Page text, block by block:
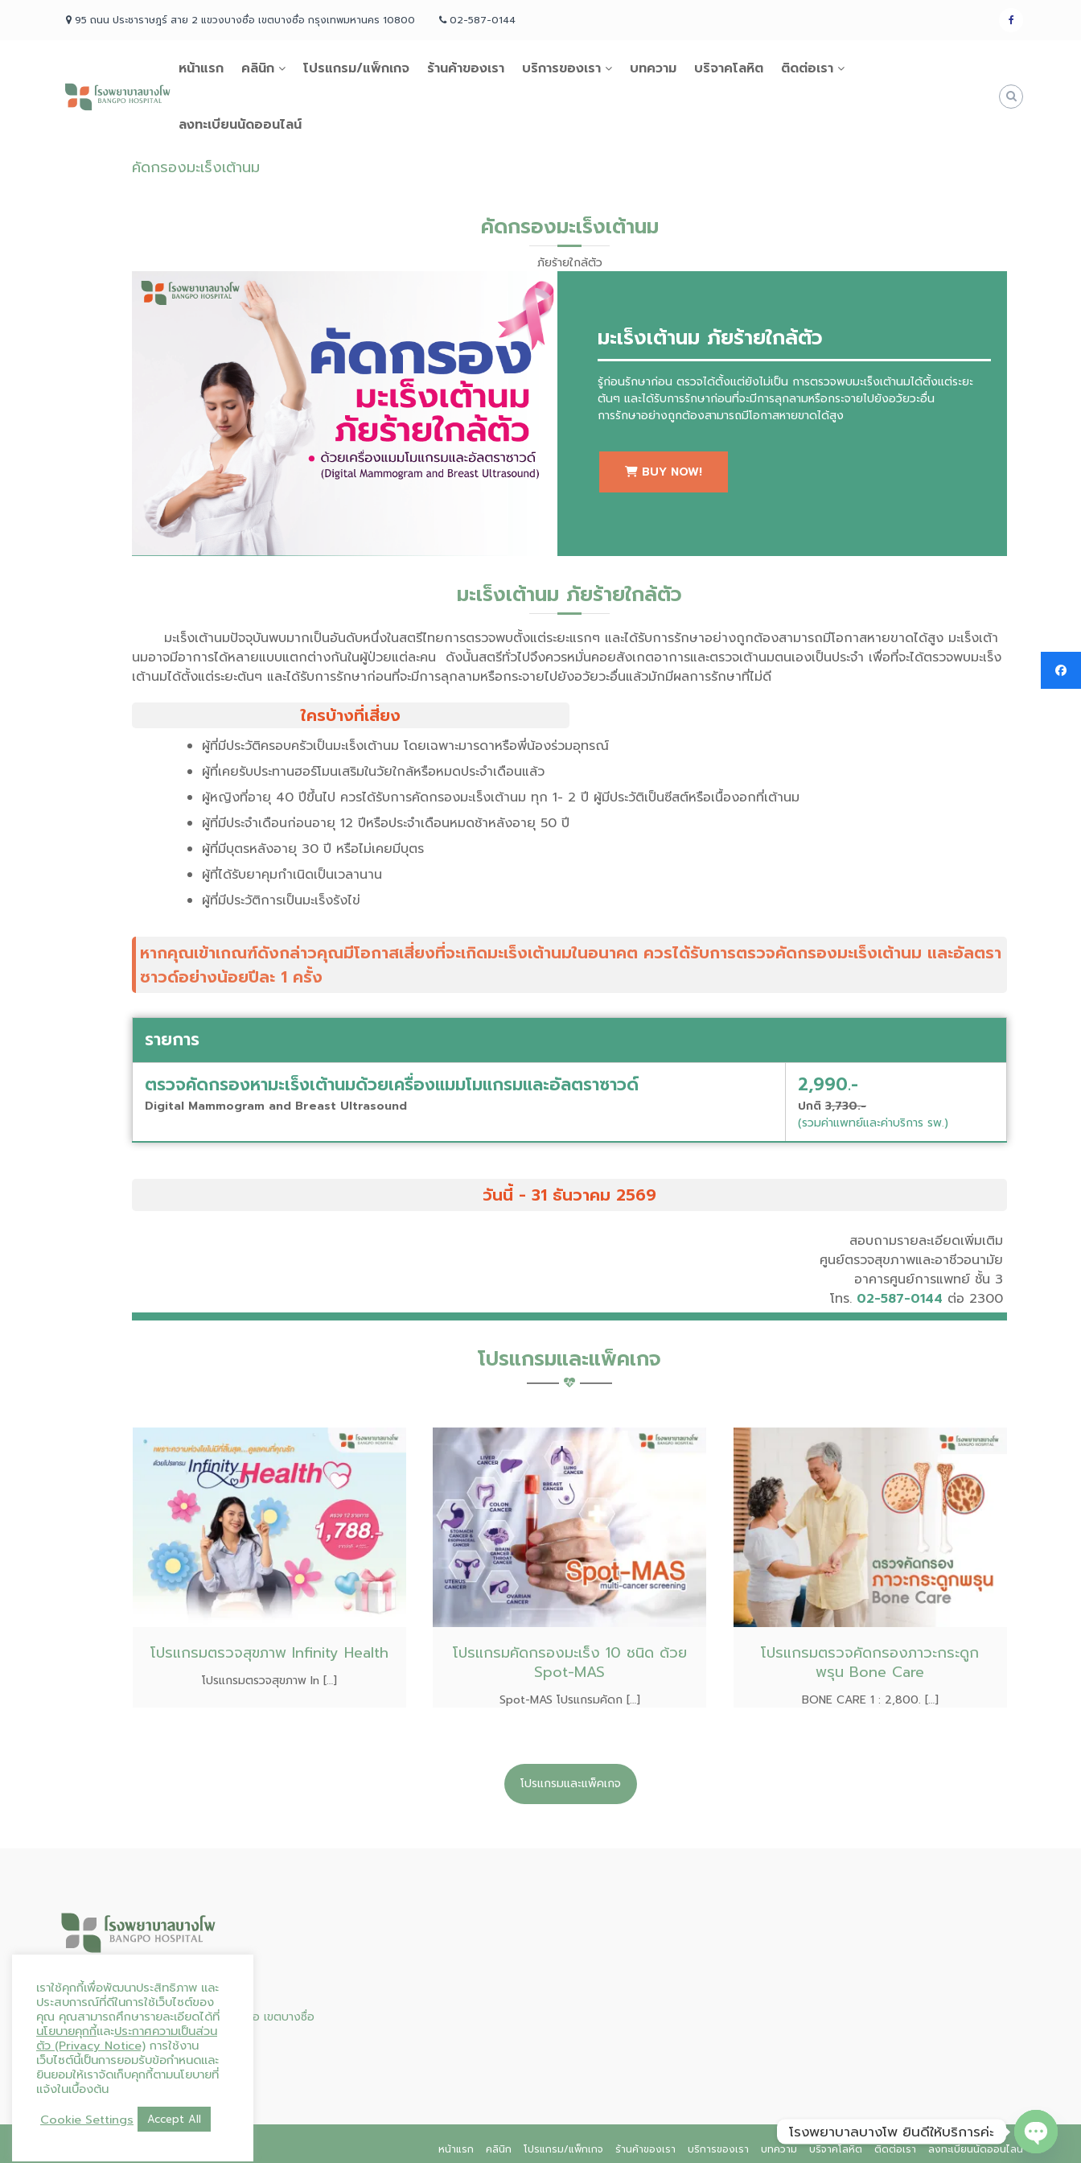
95 ถนน ประชาราษฎร์ สาย 2 แขวงบางซื่อ เขตบางซื่อ กรุงเทพมหานคร 10800 02-587-0144 แฟน
โรง
พยาบาล
บางโพ
หน้าแรก คลินิก โปรแกรม/แพ็กเกจ ร้านค้าของเรา บริการของเรา บทความ บริจาคโลหิต ติดต่อเรา
ลงทะเบียนนัดออนไลน์
คัดกรองมะเร็งเต้านม
คัดกรองมะเร็งเต้านม
ภัยร้ายใกล้ตัว
มะเร็งเต้านม ภัยร้ายใกล้ตัว
รู้ก่อนรักษาก่อน ตรวจได้ตั้งแต่ยังไม่เป็น การตรวจพบมะเร็งเต้านมได้ตั้งแต่ระยะ
ต้นๆ และได้รับการรักษาก่อนที่จะมีการลุกลามหรือกระจายไปยังอวัยวะอื่น
การรักษาอย่างถูกต้องสามารถมีโอกาสหายขาดได้สูง
BUY NOW!
มะเร็งเต้านม ภัยร้ายใกล้ตัว
มะเร็งเต้านมปัจจุบันพบมากเป็นอันดับหนึ่งในสตรีไทยการตรวจพบตั้งแต่ระยะแรกๆ และได้รับการรักษาอย่างถูกต้องสามารถมีโอกาสหายขาดได้สูง มะเร็งเต้า
นมอาจมีอาการได้หลายแบบแตกต่างกันในผู้ป่วยแต่ละคน ดังนั้นสตรีทั่วไปจึงควรหมั่นคอยสังเกตอาการและตรวจเต้านมตนเองเป็นประจำ เพื่อที่จะได้ตรวจพบมะเร็ง
เต้านมได้ตั้งแต่ระยะต้นๆ และได้รับการรักษาก่อนที่จะมีการลุกลามหรือกระจายไปยังอวัยวะอื่นแล้วมักมีผลการรักษาที่ไม่ดี
ใครบ้างที่เสี่ยง
ผู้ที่มีประวัติครอบครัวเป็นมะเร็งเต้านม โดยเฉพาะมารดาหรือพี่น้องร่วมอุทรณ์
ผู้ที่เคยรับประทานฮอร์โมนเสริมในวัยใกล้หรือหมดประจำเดือนแล้ว
ผู้หญิงที่อายุ 40 ปีขึ้นไป ควรได้รับการคัดกรองมะเร็งเต้านม ทุก 1- 2 ปี ผู้มีประวัติเป็นซีสต์หรือเนื้องอกที่เต้านม
ผู้ที่มีประจำเดือนก่อนอายุ 12 ปีหรือประจำเดือนหมดช้าหลังอายุ 50 ปี
ผู้ที่มีบุตรหลังอายุ 30 ปี หรือไม่เคยมีบุตร
ผู้ที่ได้รับยาคุมกำเนิดเป็นเวลานาน
ผู้ที่มีประวัติการเป็นมะเร็งรังไข่
หากคุณเข้าเกณฑ์ดังกล่าวคุณมีโอกาสเสี่ยงที่จะเกิดมะเร็งเต้านมในอนาคต ควรได้รับการตรวจคัดกรองมะเร็งเต้านม และอัลตรา
ซาวด์อย่างน้อยปีละ 1 ครั้ง
รายการ
ตรวจคัดกรองหามะเร็งเต้านมด้วยเครื่องแมมโมแกรมและอัลตราซาวด์
Digital Mammogram and Breast Ultrasound
2,990.-
ปกติ 3,730.-
(รวมค่าแพทย์และค่าบริการ รพ.)
วันนี้ - 31 ธันวาคม 2569
สอบถามรายละเอียดเพิ่มเติม
ศูนย์ตรวจสุขภาพและอาชีวอนามัย
อาคารศูนย์การแพทย์ ชั้น 3
โทร. 02-587-0144 ต่อ 2300
โปรแกรมและแพ็คเกจ
โปรแกรมตรวจสุขภาพ Infinity Health
โปรแกรมตรวจสุขภาพ In […]
โปรแกรมคัดกรองมะเร็ง 10 ชนิด ด้วย
Spot-MAS
Spot-MAS โปรแกรมคัดก […]
โปรแกรมตรวจคัดกรองภาวะกระดูก
พรุน Bone Care
BONE CARE 1 : 2,800. […]
โปรแกรมและแพ็คเกจ
Hours & Info
95 ถนน ประชาราษฎร์ สาย 2 แขวงบางซื่อ เขตบางซื่อ
กรุงเทพมหานคร 10800
โทร. 02-587-0144
เปิดให้บริการตลอด 24 ชั่วโมง
หน้าแรก คลินิก โปรแกรม/แพ็กเกจ ร้านค้าของเรา บริการของเรา บทความ บริจาคโลหิต ติดต่อเรา ลงทะเบียนนัดออนไลน์
เราใช้คุกกี้เพื่อพัฒนาประสิทธิภาพ และ
ประสบการณ์ที่ดีในการใช้เว็บไซต์ของ
คุณ คุณสามารถศึกษารายละเอียดได้ที่
นโยบายคุกกี้และประกาศความเป็นส่วน
ตัว (Privacy Notice) การใช้งาน
เว็บไซต์นี้เป็นการยอมรับข้อกำหนดและ
ยินยอมให้เราจัดเก็บคุกกี้ตามนโยบายที่
แจ้งในเบื้องต้น
Cookie Settings
Accept All
โรงพยาบาลบางโพ ยินดีให้บริการค่ะ
Open